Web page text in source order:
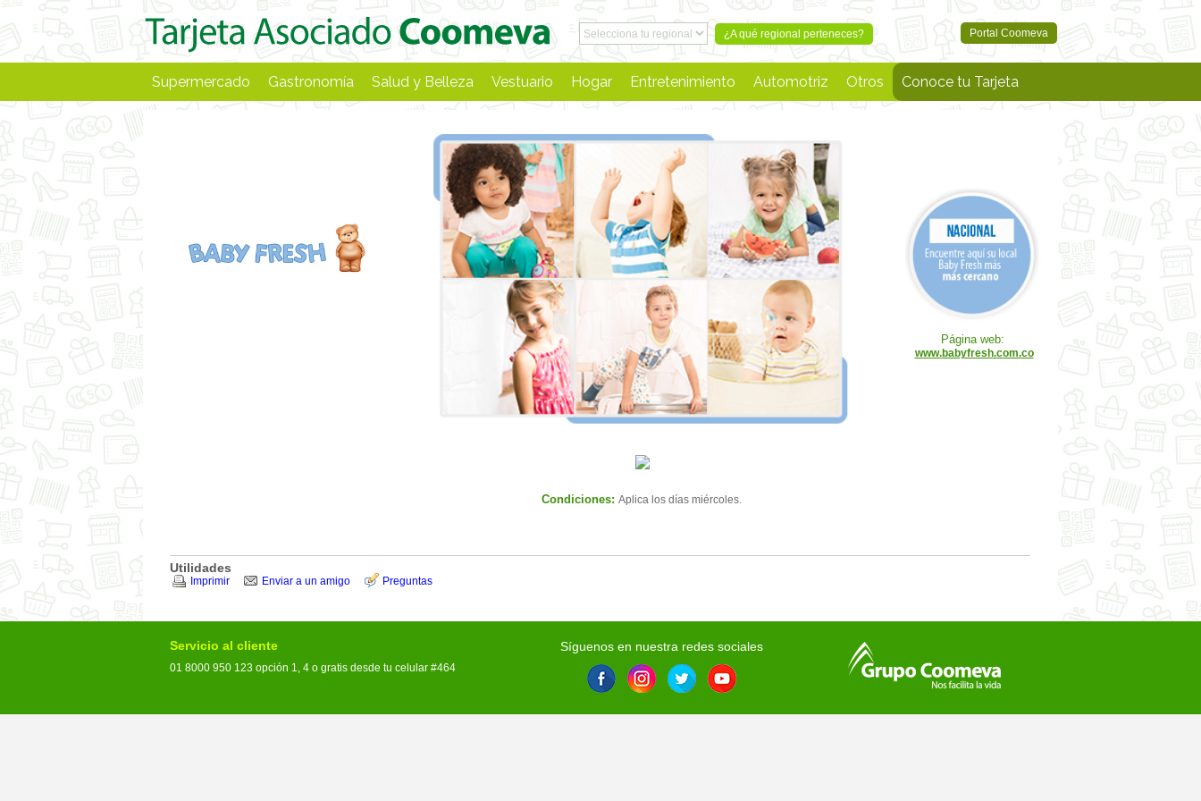
¿A qué regional perteneces? Portal Coomeva
Supermercado Gastronomía Salud y Belleza Vestuario Hogar Entretenimiento Automotriz Otros Conoce tu Tarjeta
Página web:
www.babyfresh.com.co
Condiciones: Aplica los días miércoles.
Utilidades
Imprimir Enviar a un amigo Preguntas
Servicio al cliente
01 8000 950 123 opción 1, 4 o gratis desde tu celular #464
Síguenos en nuestra redes sociales